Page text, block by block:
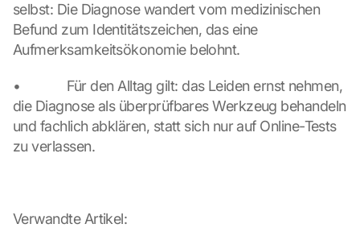
selbst: Die Diagnose wandert vom medizinischen
Befund zum Identitätszeichen, das eine
Aufmerksamkeitsökonomie belohnt.
•             Für den Alltag gilt: das Leiden ernst nehmen,
die Diagnose als überprüfbares Werkzeug behandeln
und fachlich abklären, statt sich nur auf Online-Tests
zu verlassen.
Verwandte Artikel:
i
l
b
e
r
a
n
t